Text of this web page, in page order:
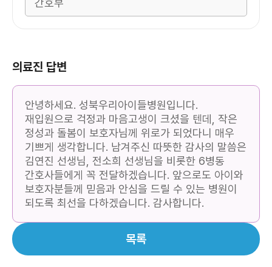
의료진 답변
안녕하세요. 성북우리아이들병원입니다.
재입원으로 걱정과 마음고생이 크셨을 텐데, 작은
정성과 돌봄이 보호자님께 위로가 되었다니 매우
기쁘게 생각합니다. 남겨주신 따뜻한 감사의 말씀은
김연진 선생님, 전소희 선생님을 비롯한 6병동
간호사들에게 꼭 전달하겠습니다. 앞으로도 아이와
보호자분들께 믿음과 안심을 드릴 수 있는 병원이
되도록 최선을 다하겠습니다. 감사합니다.
목록